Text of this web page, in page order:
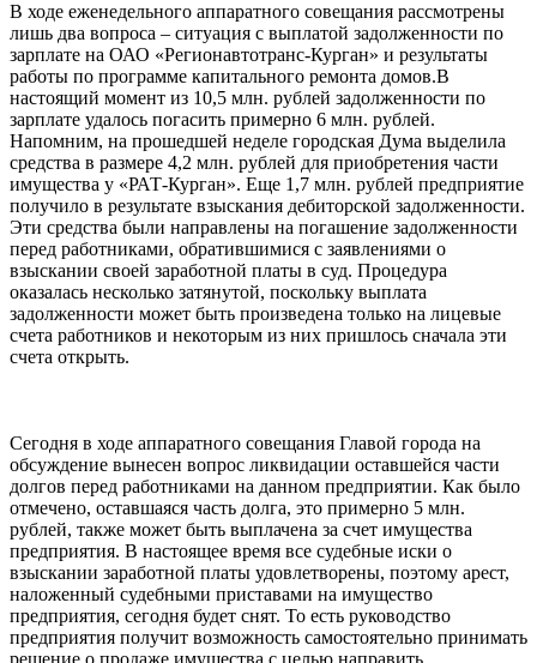
В ходе еженедельного аппаратного совещания рассмотрены
лишь два вопроса – ситуация с выплатой задолженности по
зарплате на ОАО «Регионавтотранс-Курган» и результаты
работы по программе капитального ремонта домов.В
настоящий момент из 10,5 млн. рублей задолженности по
зарплате удалось погасить примерно 6 млн. рублей.
Напомним, на прошедшей неделе городская Дума выделила
средства в размере 4,2 млн. рублей для приобретения части
имущества у «РАТ-Курган». Еще 1,7 млн. рублей предприятие
получило в результате взыскания дебиторской задолженности.
Эти средства были направлены на погашение задолженности
перед работниками, обратившимися с заявлениями о
взыскании своей заработной платы в суд. Процедура
оказалась несколько затянутой, поскольку выплата
задолженности может быть произведена только на лицевые
счета работников и некоторым из них пришлось сначала эти
счета открыть.
Сегодня в ходе аппаратного совещания Главой города на
обсуждение вынесен вопрос ликвидации оставшейся части
долгов перед работниками на данном предприятии. Как было
отмечено, оставшаяся часть долга, это примерно 5 млн.
рублей, также может быть выплачена за счет имущества
предприятия. В настоящее время все судебные иски о
взыскании заработной платы удовлетворены, поэтому арест,
наложенный судебными приставами на имущество
предприятия, сегодня будет снят. То есть руководство
предприятия получит возможность самостоятельно принимать